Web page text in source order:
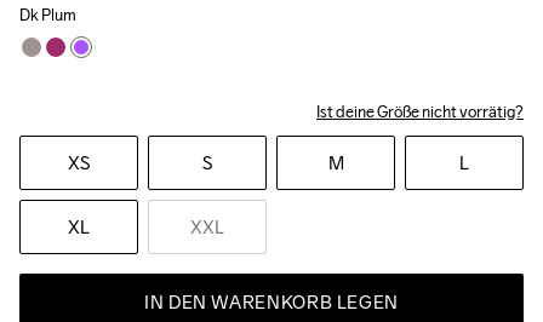
Dk Plum
Ist deine Größe nicht vorrätig?
XS S M L
XL XXL
IN DEN WARENKORB LEGEN